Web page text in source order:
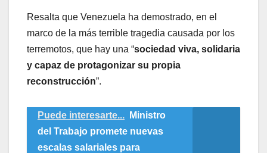
Resalta que Venezuela ha demostrado, en el
marco de la más terrible tragedia causada por los
terremotos, que hay una “sociedad viva, solidaria
y capaz de protagonizar su propia
reconstrucción”.
Puede interesarte...
Ministro
del Trabajo promete nuevas
escalas salariales para